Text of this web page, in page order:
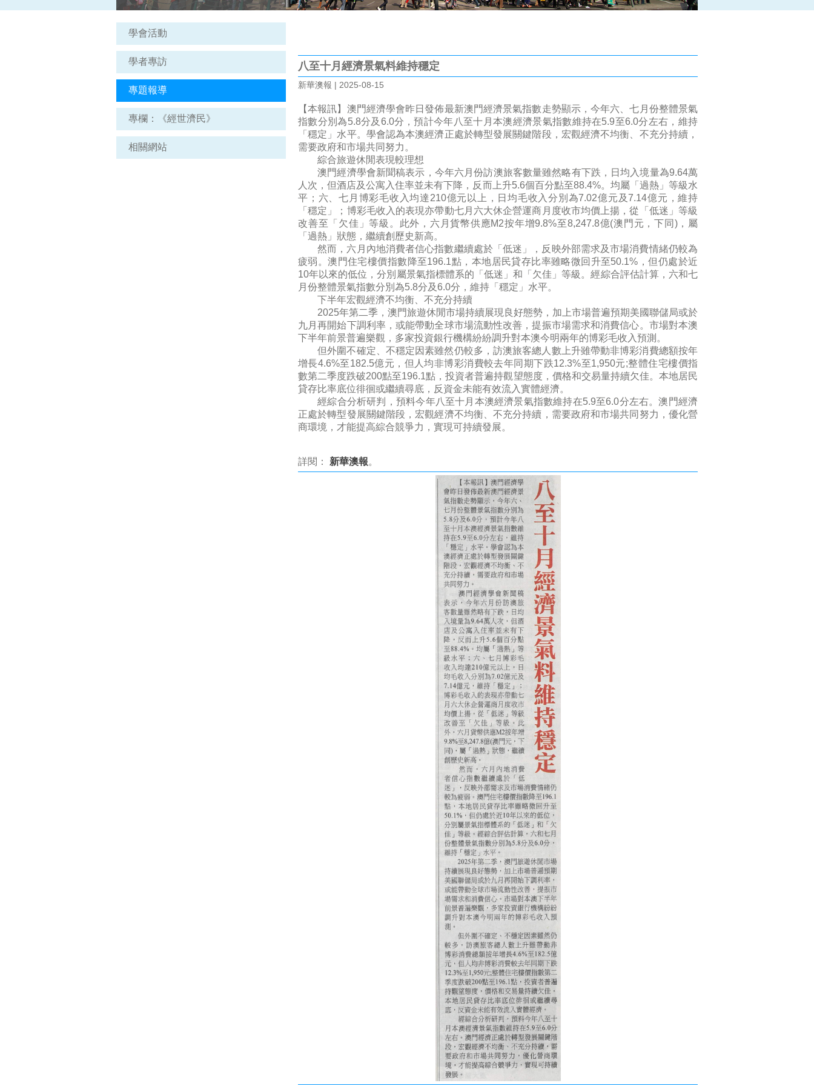
學會活動
學者專訪
專題報導
專欄：《經世濟民》
相關網站
八至十月經濟景氣料維持穩定
新華澳報 | 2025-08-15
【本報訊】澳門經濟學會昨日發佈最新澳門經濟景氣指數走勢顯示，今年六、七月份整體景氣
指數分別為5.8分及6.0分，預計今年八至十月本澳經濟景氣指數維持在5.9至6.0分左右，維持
「穩定」水平。學會認為本澳經濟正處於轉型發展關鍵階段，宏觀經濟不均衡、不充分持續，
需要政府和市場共同努力。
綜合旅遊休閒表現較理想
澳門經濟學會新聞稿表示，今年六月份訪澳旅客數量雖然略有下跌，日均入境量為9.64萬
人次，但酒店及公寓入住率並未有下降，反而上升5.6個百分點至88.4%。均屬「過熱」等級水
平；六、七月博彩毛收入均達210億元以上，日均毛收入分別為7.02億元及7.14億元，維持
「穩定」；博彩毛收入的表現亦帶動七月六大休企營運商月度收市均價上揚，從「低迷」等級
改善至「欠佳」等級。此外，六月貨幣供應M2按年增9.8%至8,247.8億(澳門元，下同)，屬
「過熱」狀態，繼續創歷史新高。
然而，六月內地消費者信心指數繼續處於「低迷」，反映外部需求及市場消費情緒仍較為
疲弱。澳門住宅樓價指數降至196.1點，本地居民貸存比率雖略微回升至50.1%，但仍處於近
10年以來的低位，分別屬景氣指標體系的「低迷」和「欠佳」等級。經綜合評估計算，六和七
月份整體景氣指數分別為5.8分及6.0分，維持「穩定」水平。
下半年宏觀經濟不均衡、不充分持續
2025年第二季，澳門旅遊休閒市場持續展現良好態勢，加上市場普遍預期美國聯儲局或於
九月再開始下調利率，或能帶動全球市場流動性改善，提振市場需求和消費信心。市場對本澳
下半年前景普遍樂觀，多家投資銀行機構紛紛調升對本澳今明兩年的博彩毛收入預測。
但外圍不確定、不穩定因素雖然仍較多，訪澳旅客總人數上升雖帶動非博彩消費總額按年
增長4.6%至182.5億元，但人均非博彩消費較去年同期下跌12.3%至1,950元;整體住宅樓價指
數第二季度跌破200點至196.1點，投資者普遍持觀望態度，價格和交易量持續欠佳。本地居民
貸存比率底位徘徊或繼續尋底，反資金未能有效流入實體經濟。
經綜合分析研判，預料今年八至十月本澳經濟景氣指數維持在5.9至6.0分左右。澳門經濟
正處於轉型發展關鍵階段，宏觀經濟不均衡、不充分持續，需要政府和市場共同努力，優化營
商環境，才能提高綜合競爭力，實現可持續發展。
詳閱： 新華澳報。